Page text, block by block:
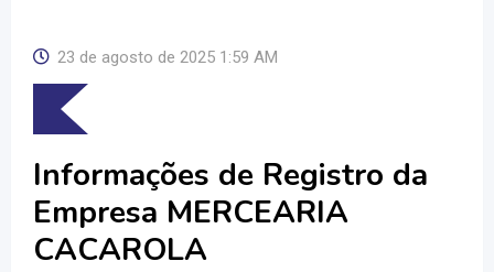
23 de agosto de 2025 1:59 AM
Informações de Registro da
Empresa MERCEARIA
CACAROLA